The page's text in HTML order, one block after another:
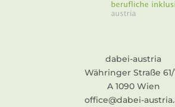
dabei-austria
Währinger Straße 61/
A 1090 Wien
office@dabei-